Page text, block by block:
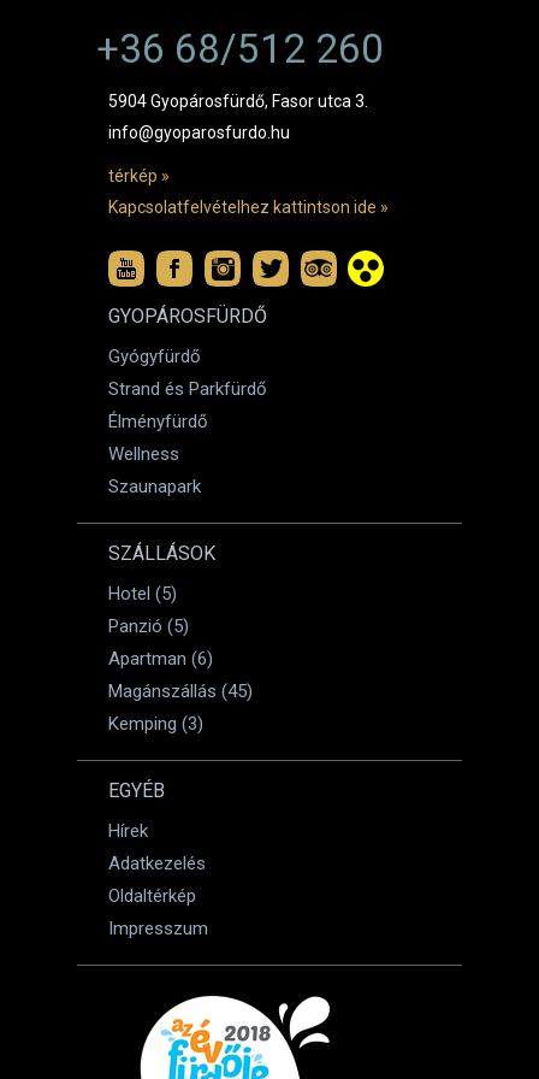
+36 68/512 260
5904 Gyopárosfürdő, Fasor utca 3.
info@gyoparosfurdo.hu
térkép »
Kapcsolatfelvételhez kattintson ide »
GYOPÁROSFÜRDŐ
Gyógyfürdő
Strand és Parkfürdő
Élményfürdő
Wellness
Szaunapark
SZÁLLÁSOK
Hotel (5)
Panzió (5)
Apartman (6)
Magánszállás (45)
Kemping (3)
EGYÉB
Hírek
Adatkezelés
Oldaltérkép
Impresszum